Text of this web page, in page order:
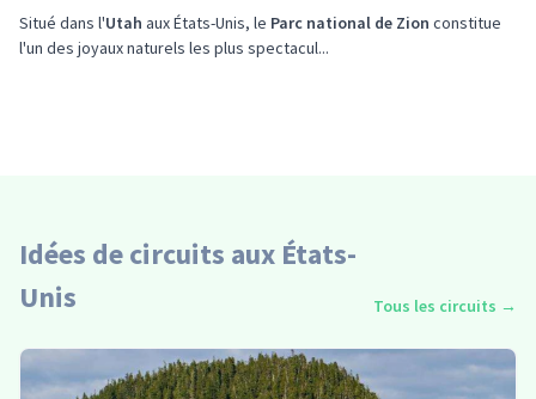
Situé dans l'Utah aux États-Unis, le Parc national de Zion constitue
l'un des joyaux naturels les plus spectacul...
Idées de circuits aux États-
Unis
Tous les circuits →